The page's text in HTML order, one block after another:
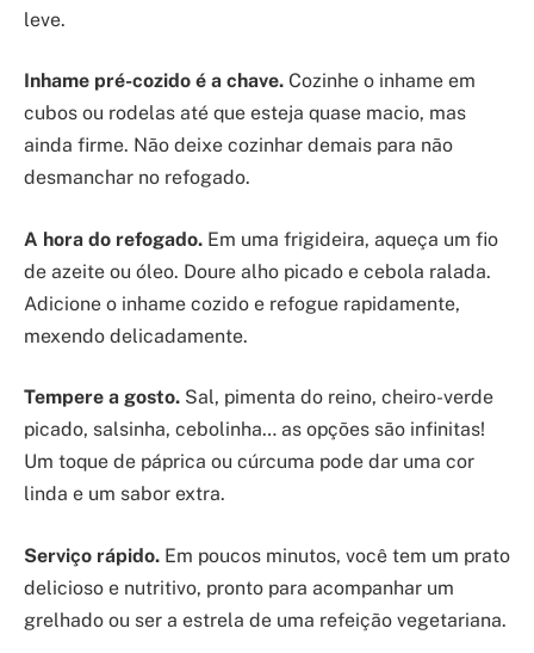
leve.
Inhame pré-cozido é a chave. Cozinhe o inhame em
cubos ou rodelas até que esteja quase macio, mas
ainda firme. Não deixe cozinhar demais para não
desmanchar no refogado.
A hora do refogado. Em uma frigideira, aqueça um fio
de azeite ou óleo. Doure alho picado e cebola ralada.
Adicione o inhame cozido e refogue rapidamente,
mexendo delicadamente.
Tempere a gosto. Sal, pimenta do reino, cheiro-verde
picado, salsinha, cebolinha… as opções são infinitas!
Um toque de páprica ou cúrcuma pode dar uma cor
linda e um sabor extra.
Serviço rápido. Em poucos minutos, você tem um prato
delicioso e nutritivo, pronto para acompanhar um
grelhado ou ser a estrela de uma refeição vegetariana.